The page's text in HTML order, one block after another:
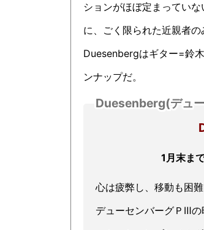
ションがほぼ定まってい
に、ごく限られた近親者
Duesenbergはギター=鈴
ンナップだ。
Duesenberg(デュ
1月末ま
心は疲弊し、移動も困
デューセンバーグＰⅢ